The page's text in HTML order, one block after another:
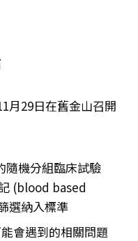
月29日在舊金山召開
隨機分組臨床試驗
(blood based
選納入標準
會遇到的相關問題